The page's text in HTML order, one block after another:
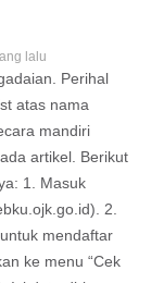
lalu
Perihal
atas nama
mandiri
artikel. Berikut
1. Masuk
2.
mendaftar
ke menu “Cek